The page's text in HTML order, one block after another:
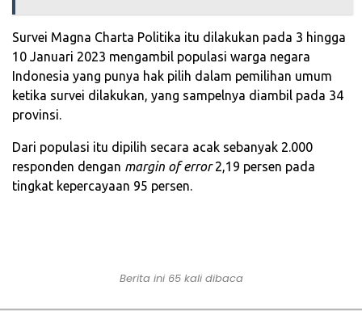
Survei Magna Charta Politika itu dilakukan pada 3 hingga
10 Januari 2023 mengambil populasi warga negara
Indonesia yang punya hak pilih dalam pemilihan umum
ketika survei dilakukan, yang sampelnya diambil pada 34
provinsi.
Dari populasi itu dipilih secara acak sebanyak 2.000
responden dengan margin of error2,19 persen pada
tingkat kepercayaan 95 persen.
Berita ini 65 kali dibaca